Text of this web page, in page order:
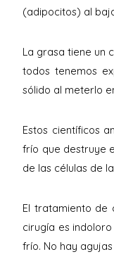
(adipocitos) al
La grasa tiene un
todos tenemos
sólido al meterlo
Estos científicos
frío que destruye
de las células de
El tratamiento de
cirugía es
frío. No hay